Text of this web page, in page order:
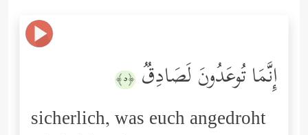
إِنَّمَا تُوعَدُونَ لَصَادِقࣱ ﴿٥﴾
sicherlich, was euch angedroht